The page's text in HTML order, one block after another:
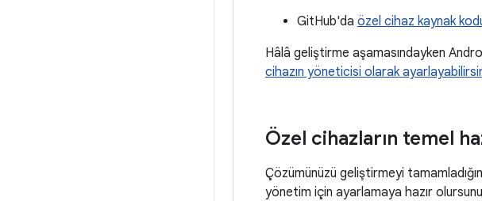
GitHub'da özel cihaz kaynak
Hâlâ geliştirme aşamasındayken
cihazın yöneticisi olarak
Özel cihazların temel
Çözümünüzü geliştirmeyi
yönetim için ayarlamaya hazır